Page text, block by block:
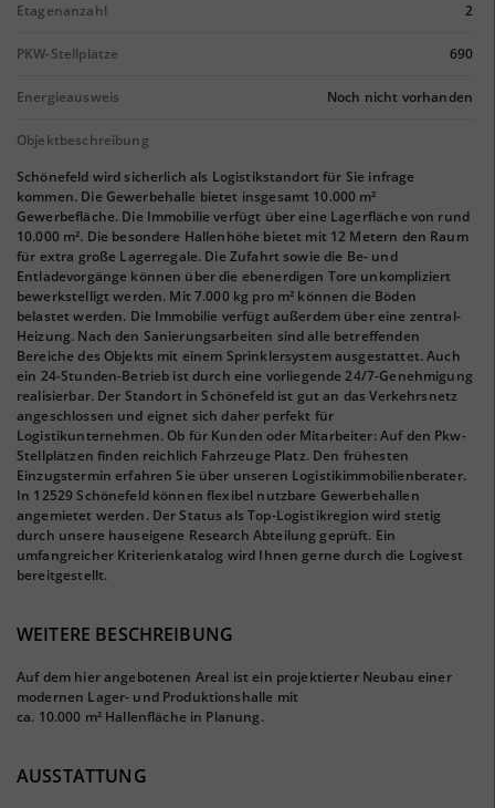
Etagenanzahl 2
PKW-Stellplätze 690
Energieausweis Noch nicht vorhanden
Objektbeschreibung
Schönefeld wird sicherlich als Logistikstandort für Sie infrage
kommen. Die Gewerbehalle bietet insgesamt 10.000 m²
Gewerbefläche. Die Immobilie verfügt über eine Lagerfläche von rund
10.000 m². Die besondere Hallenhöhe bietet mit 12 Metern den Raum
für extra große Lagerregale. Die Zufahrt sowie die Be- und
Entladevorgänge können über die ebenerdigen Tore unkompliziert
bewerkstelligt werden. Mit 7.000 kg pro m² können die Böden
belastet werden. Die Immobilie verfügt außerdem über eine zentral-
Heizung. Nach den Sanierungsarbeiten sind alle betreffenden
Bereiche des Objekts mit einem Sprinklersystem ausgestattet. Auch
ein 24-Stunden-Betrieb ist durch eine vorliegende 24/7-Genehmigung
realisierbar. Der Standort in Schönefeld ist gut an das Verkehrsnetz
angeschlossen und eignet sich daher perfekt für
Logistikunternehmen. Ob für Kunden oder Mitarbeiter: Auf den Pkw-
Stellplätzen finden reichlich Fahrzeuge Platz. Den frühesten
Einzugstermin erfahren Sie über unseren Logistikimmobilienberater.
In 12529 Schönefeld können flexibel nutzbare Gewerbehallen
angemietet werden. Der Status als Top-Logistikregion wird stetig
durch unsere hauseigene Research Abteilung geprüft. Ein
umfangreicher Kriterienkatalog wird Ihnen gerne durch die Logivest
bereitgestellt.
WEITERE BESCHREIBUNG
Auf dem hier angebotenen Areal ist ein projektierter Neubau einer
modernen Lager- und Produktionshalle mit
ca. 10.000 m² Hallenfläche in Planung.
AUSSTATTUNG